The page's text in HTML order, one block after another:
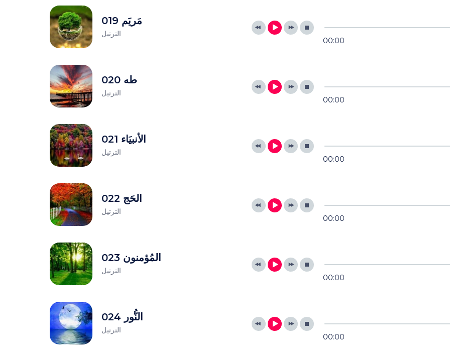
019 مَريَم
الترتيل
00:00
020 طه
الترتيل
00:00
021 الأنبيَاء
الترتيل
00:00
022 الحَج
الترتيل
00:00
023 المُؤمنون
الترتيل
00:00
024 النُّور
الترتيل
00:00